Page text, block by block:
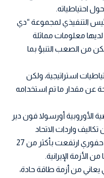
احتياطياته.
التنفيذي لمجموعة “دي
لديها معلومات مماثلة
من الصعب التنبؤ بما
استراتيجية، ولكن
مقدار ما تم استخدامه
الأوروبية أورسولا فون دير
واردات الاتحاد
الأوروبي من الوقود الأحفوري ارتفعت بأكثر من 27
يعاني من أزمة طاقة حادة،